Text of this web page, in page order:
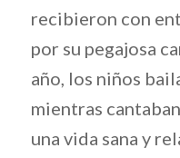
recibieron con
por su pegajosa
año, los niños
mientras
una vida sana y